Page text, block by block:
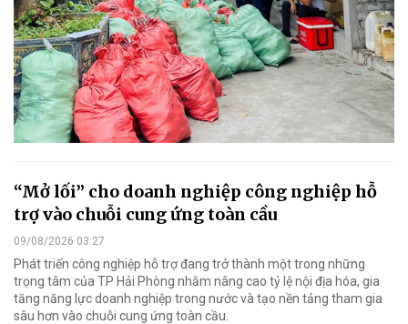
“Mở lối” cho doanh nghiệp công nghiệp hỗ
trợ vào chuỗi cung ứng toàn cầu
09/08/2026 03:27
Phát triển công nghiệp hỗ trợ đang trở thành một trong những
trọng tâm của TP Hải Phòng nhằm nâng cao tỷ lệ nội địa hóa, gia
tăng năng lực doanh nghiệp trong nước và tạo nền tảng tham gia
sâu hơn vào chuỗi cung ứng toàn cầu.